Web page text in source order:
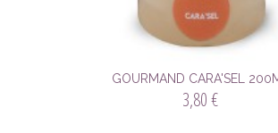
GOURMAND CARA'SEL
3,80 €